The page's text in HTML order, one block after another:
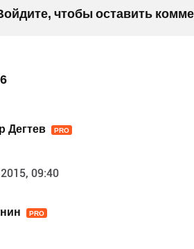
чтобы оставить
Дегтев PRO
09:40
PRO